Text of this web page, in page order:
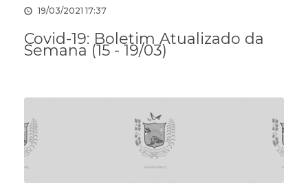
19/03/2021 17:37
Covid-19: Boletim Atualizado da
Semana (15 - 19/03)